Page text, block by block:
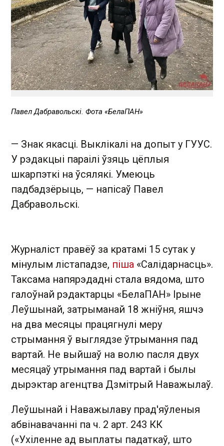
Павел Дабравольскі. Фота «БелаПАН»
— Знак якасці. Выклікалі на допыт у ГУУС.
У рэдакцыі параілі ўзяць цёплыя
шкарпэткі на ўсялякі. Умеюць
падбадзёрыць, — напісаў Павел
Дабравольскі.
Журналіст правёў за кратамі 15 сутак у
мінулым лістападзе, піша «Салідарнасць».
Таксама напярэдадні стала вядома, што
галоўнай рэдактарцы «БелаПАН» Ірыне
Леўшынай, затрыманай 18 жніўня, яшчэ
на два месяцы працягнулі меру
стрымання ў выглядзе ўтрымання пад
вартай. Не выйшаў на волю пасля двух
месяцаў утрымання пад вартай і былы
дырэктар агенцтва Дзмітрый Наважылаў.
Леўшынай і Наважылаву прад'яўленыя
абвінавачанні па ч. 2 арт. 243 КК
(«Ухіленне ад выплаты падаткаў, што